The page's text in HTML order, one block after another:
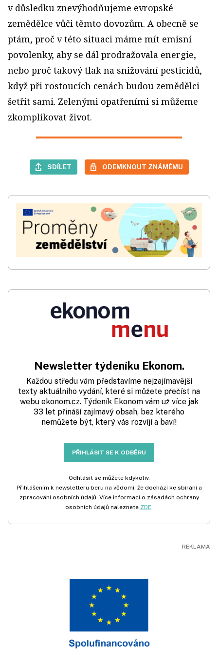
v důsledku znevýhodňujeme evropské
zemědělce vůči těmto dovozům. A obecně se
ptám, proč v této situaci máme mít emisní
povolenky, aby se dál prodražovala energie,
nebo proč takový tlak na snižování pesticidů,
když při rostoucích cenách budou zemědělci
šetřit sami. Zelenými opatřeními si můžeme
zkomplikovat život.
SDÍLET ODEMKNOUT ZNÁMÉMU
Newsletter týdeníku Ekonom.
Každou středu vám představíme nejzajímavější
texty aktuálního vydání, které si můžete přečíst na
webu ekonom.cz. Týdeník Ekonom vám už více jak
33 let přináší zajímavý obsah, bez kterého
nemůžete být, který vás rozvíjí a baví!
PŘIHLÁSIT SE K ODBĚRU
Odhlásit se můžete kdykoliv.
Přihlášením k newsletteru beru na vědomí, že dochází ke sbírání a
zpracování osobních údajů. Více informací o zásadách ochrany
osobních údajů naleznete ZDE.